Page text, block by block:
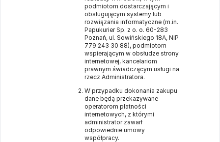
podmiotom dostarczającym i
obsługującym systemy lub
rozwiązania informatyczne (m.in.
Papukurier Sp. z o. o. 60-283
Poznań, ul. Sowińskiego 18A, NIP
779 243 30 88), podmiotom
wspierającym w obsłudze strony
internetowej, kancelariom
prawnym świadczącym usługi na
rzecz Administratora.
W przypadku dokonania zakupu
dane będą przekazywane
operatorom płatności
internetowych, z którymi
administrator zawarł
odpowiednie umowy
współpracy.